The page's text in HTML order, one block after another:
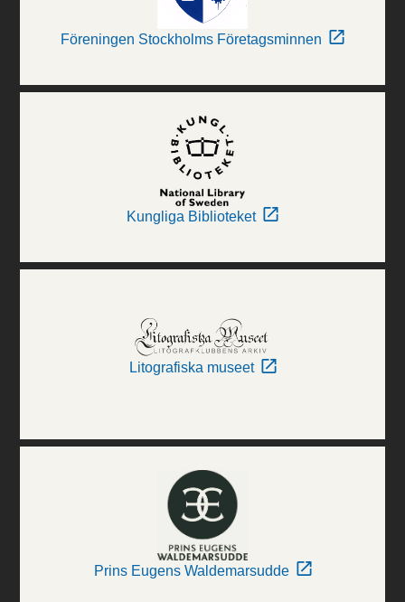
Föreningen Stockholms Företagsminnen
Kungliga Biblioteket
Litografiska museet
Prins Eugens Waldemarsudde